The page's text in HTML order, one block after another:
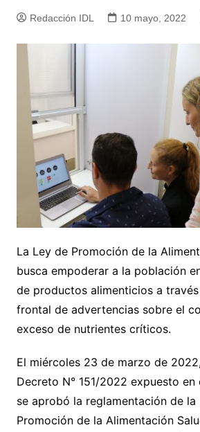
Redacción IDL 10 mayo, 2022
La Ley de Promoción de la
busca empoderar a la población
de productos alimenticios a
frontal de advertencias sobre el
exceso de nutrientes críticos.
El miércoles 23 de marzo de
Decreto N° 151/2022 expuesto
se aprobó la reglamentación de la
Promoción de la Alimentación